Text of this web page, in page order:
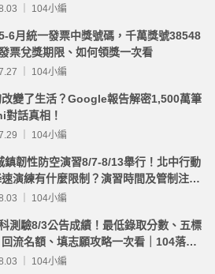
｜ 104小編
6月統一發票中獎號碼，千萬獎號38548
票兌獎期限、如何領獎一次看
｜ 104小編
變了生活？Google報告解密1,500萬筆
對話真相！
｜ 104小編
鎮韌性防空演習8/7-8/13舉行！北中行動
演練有什麼限制？演習時間及管制注意
｜ 104小編
測驗8/3公告成績！最低錄取分數、五標
流名額、填志願攻略一次看｜104落點
｜ 104小編